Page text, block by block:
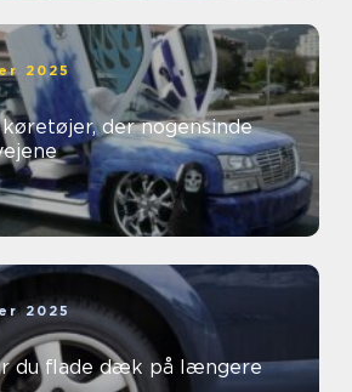
2025
der nogensinde
2025
du flade dæk på længere